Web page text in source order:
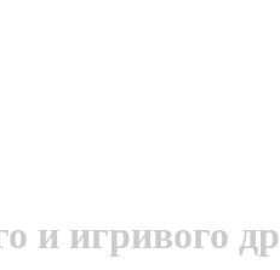
и игривого